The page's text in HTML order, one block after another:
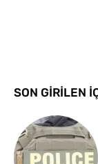
SON GİRİLEN